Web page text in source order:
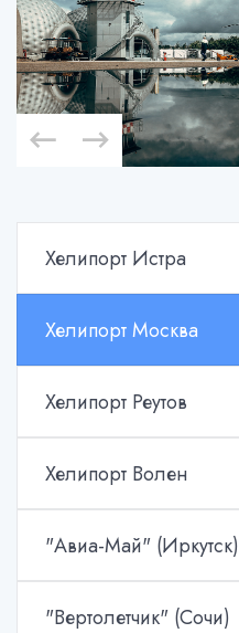
Хелипорт Истра
Хелипорт Москва
Хелипорт Реутов
Хелипорт Волен
"Авиа-Май" (Иркутск)
"Вертолетчик" (Сочи)